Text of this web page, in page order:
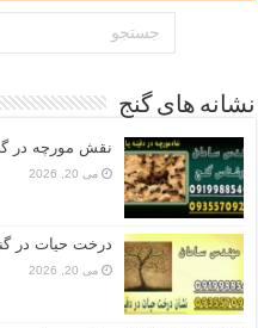
نشانه های گنج
نقش مورچه در
می 20, 2026
درخت حیات در
می 20, 2026